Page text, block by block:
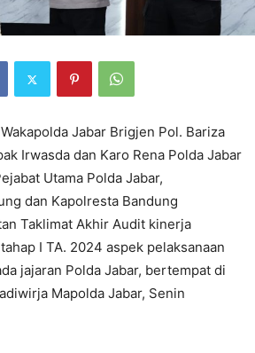
Wakapolda Jabar Brigjen Pol. Bariza
Irwasda dan Karo Rena Polda Jabar
Utama Polda Jabar,
dan Kapolresta Bandung
Taklimat Akhir Audit kinerja
I TA. 2024 aspek pelaksanaan
jajaran Polda Jabar, bertempat di
Mapolda Jabar, Senin